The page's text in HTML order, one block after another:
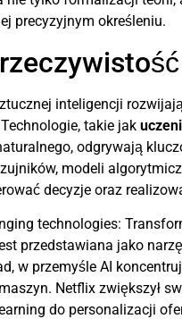
precyzyjnym określeniu.
inteligencji
Technologie, takie jak
odgrywają
modeli
decyzje oraz
technologies:
przedstawiana jako
w przemyśle AI
Netflix zwiększył
do personalizacji